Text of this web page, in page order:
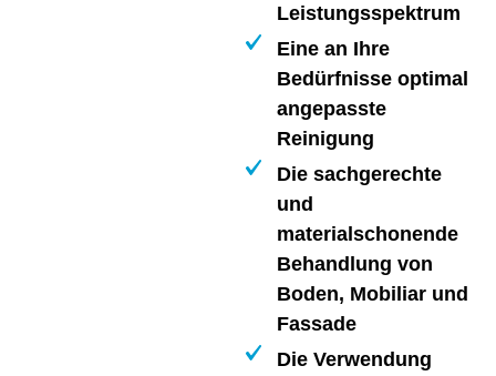
Leistungsspektrum
Eine an Ihre
Bedürfnisse optimal
angepasste
Reinigung
Die sachgerechte
und
materialschonende
Behandlung von
Boden, Mobiliar und
Fassade
Die Verwendung